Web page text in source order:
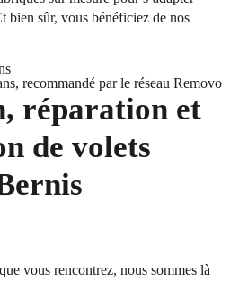
bien sûr, vous bénéficiez de nos
recommandé par le réseau Removo
réparation et
de volets
vous rencontrez, nous sommes là